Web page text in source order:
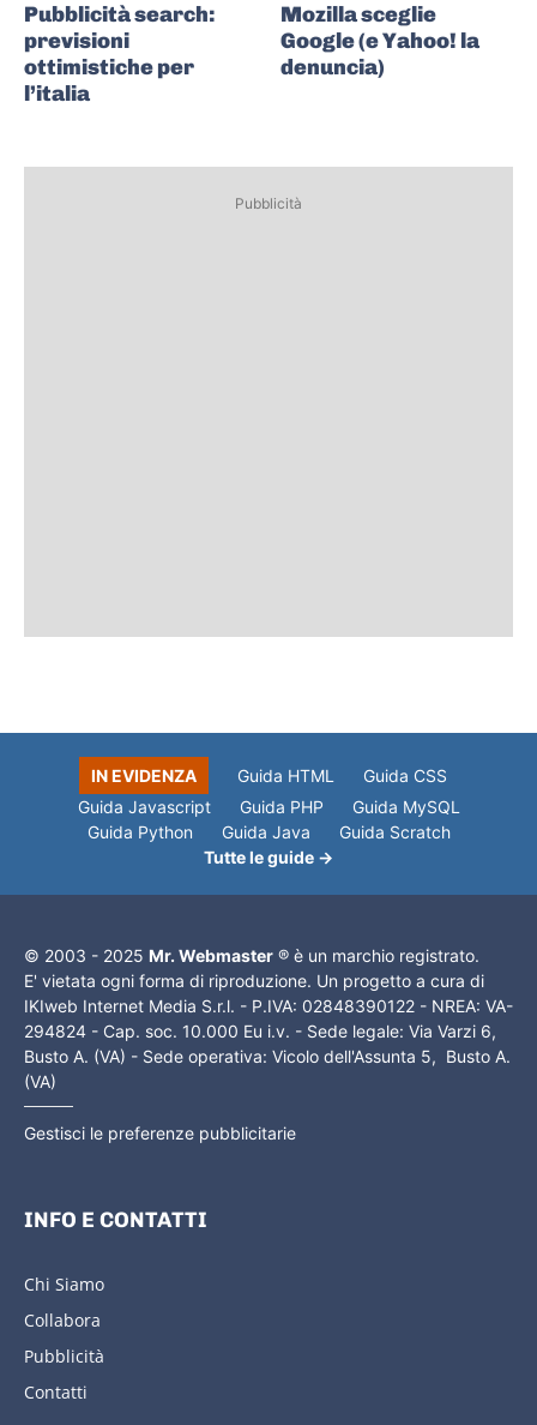
Pubblicità search:
previsioni
ottimistiche per
l’italia
Mozilla sceglie
Google (e Yahoo! la
denuncia)
Pubblicità
IN EVIDENZA Guida HTML
Guida CSS
Guida Javascript
Guida PHP
Guida MySQL
Guida Python
Guida Java
Guida Scratch
Tutte le guide →
© 2003 - 2025 Mr. Webmaster ® è un marchio registrato.
E' vietata ogni forma di riproduzione. Un progetto a cura di
IKIweb Internet Media S.r.l. - P.IVA: 02848390122 - NREA: VA-
294824 - Cap. soc. 10.000 Eu i.v. - Sede legale: Via Varzi 6,
Busto A. (VA) - Sede operativa: Vicolo dell'Assunta 5, Busto A.
(VA)
Gestisci le preferenze pubblicitarie
INFO E CONTATTI
Chi Siamo
Collabora
Pubblicità
Contatti